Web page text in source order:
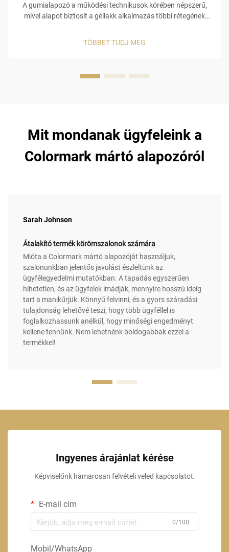
A gumialapozó a működési technikusok körében népszerű,
mivel alapot biztosít a géllakk alkalmazás többi rétegének
hanem funkcionálisabb alkalmazást tesz lehetővé, amely
TÖBBET TUDJ MEG
Mit mondanak ügyfeleink a
Colormark mártó alapozóról
Sarah Johnson
Átalakító termék körömszalonok számára
Mióta a Colormark mártó alapozóját használjuk,
szalonunkban jelentős javulást észleltünk az
ügyfélegyedelmi mutatókban. A tapadás egyszerűen
hihetetlen, és az ügyfelek imádják, mennyire hosszú ideig
tart a manikűrjük. Könnyű felvinni, és a gyors száradási
tulajdonság lehetővé teszi, hogy több ügyféllel is
foglalkozhassunk anélkül, hogy minőségi engedményt
kellene tennünk. Nem lehetnénk boldogabbak ezzel a
termékkel!
Ingyenes árajánlat kérése
Képviselőnk hamarosan felvételi veled kapcsolatot.
E-mail cím
0/100
Mobil/WhatsApp